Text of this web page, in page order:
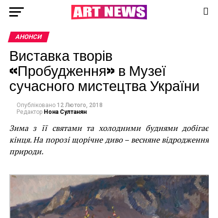
АНОНСИ
Виставка творів
«Пробудження» в Музеї
сучасного мистецтва України
Опубліковано 12 Лютого, 2018
Редактор Нона Султанян
Зима з її святами та холодними буднями добігає
кінця. На порозі щорічне диво – весняне відродження
природи.